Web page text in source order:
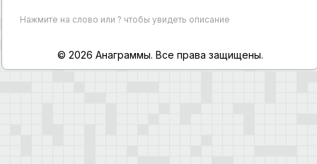
Нажмите на слово или ? чтобы увидеть описание
© 2026 Анаграммы. Все права защищены.